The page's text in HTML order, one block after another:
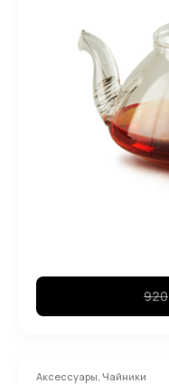
920
Аксессуары, Чайники